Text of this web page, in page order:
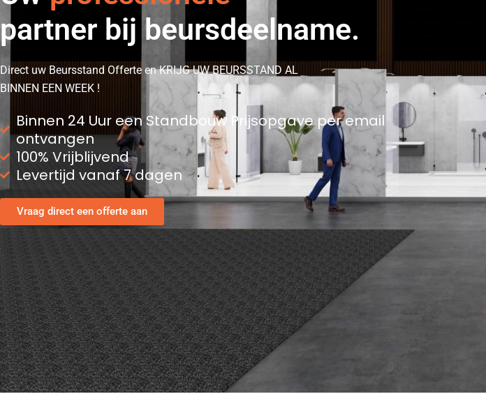
partner bij beursdeelname.
Direct uw Beursstand Offerte en KRIJG UW BEURSSTAND AL
BINNEN EEN WEEK !
Binnen 24 Uur een Standbouw Prijsopgave per email
ontvangen
100% Vrijblijvend
Levertijd vanaf 7 dagen
Vraag direct een offerte aan